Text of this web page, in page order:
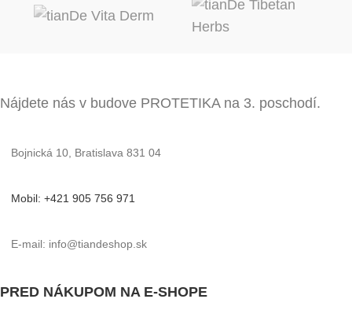
Nájdete nás v budove PROTETIKA na 3. poschodí.
Bojnická 10, Bratislava 831 04
Mobil: +421 905 756 971
E-mail: info@tiandeshop.sk
PRED NÁKUPOM NA E-SHOPE